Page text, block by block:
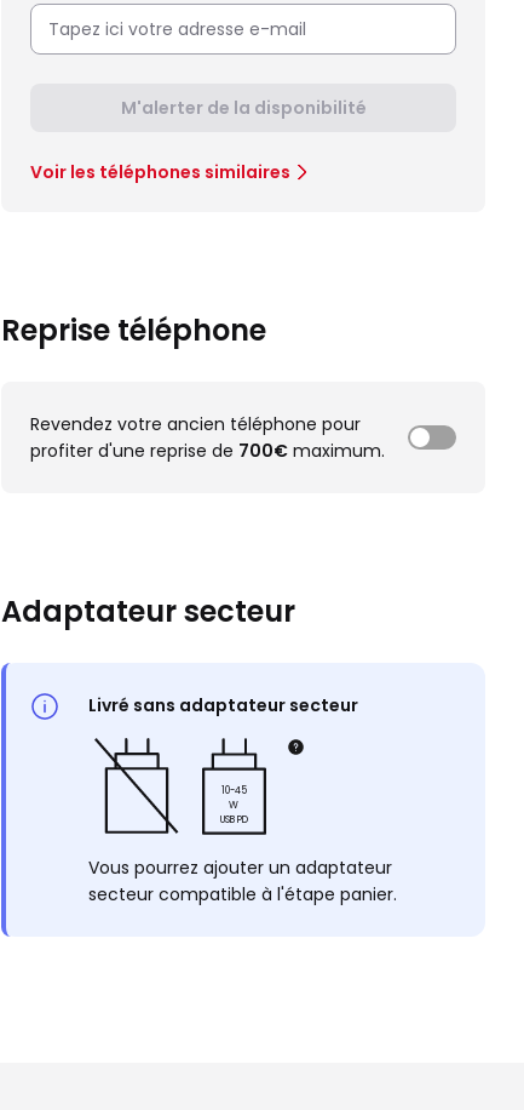
M'alerter de la disponibilité
Voir les téléphones similaires
Reprise téléphone
Revendez votre ancien téléphone pour
profiter d'une reprise de 700€ maximum.
Adaptateur secteur
Livré sans adaptateur secteur
10-45
W
USB PD
Vous pourrez ajouter un adaptateur
secteur compatible à l'étape panier.